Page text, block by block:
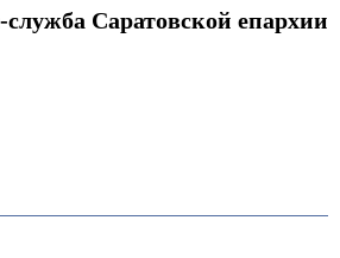
служба Саратовской епархии